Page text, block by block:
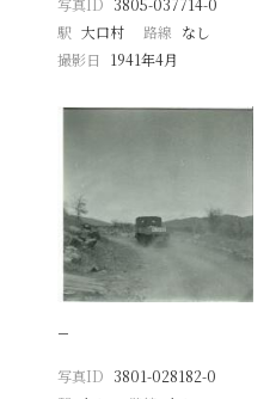
写真ID 3805-037714-0
駅 大口村 路線 なし
撮影日
1941年4月
−
写真ID 3801-028182-0